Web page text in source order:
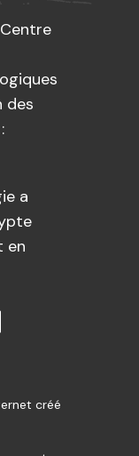
des
a
en
créé